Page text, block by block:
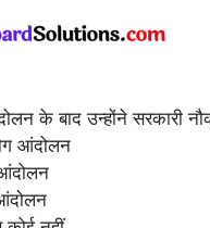
के बाद उन्होंने सरकारी
आंदोलन